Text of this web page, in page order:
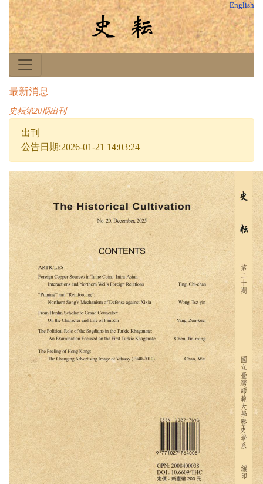
English
最新消息
史耘第20期出刊
出刊
公告日期:2026-01-21 14:03:24